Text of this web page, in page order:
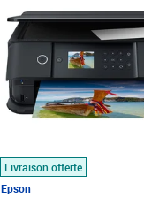
Livraison offerte
Epson